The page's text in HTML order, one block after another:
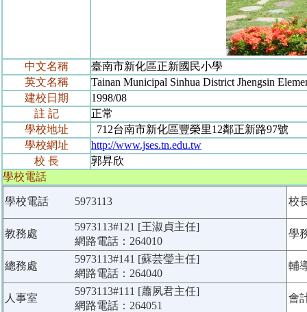
中文名稱
臺南市新化區正新國民小學
英文名稱
Tainan Municipal Sinhua District Jhengsin
建校日期
1998/08
註 記
正常
學校地址
712台南市新化區豐榮里12鄰正新路97號
學校網址
http://www.jses.tn.edu.tw
校 長
郭昇欣
學校電話
學校電話 5973113 校
教務處
5973113#121 [王淑貞主任]
網路電話：264010
學
總務處
5973113#141 [蘇芸瑩主任]
網路電話：264040
輔
人事室
5973113#111 [蕭夙君主任]
網路電話：264051
會